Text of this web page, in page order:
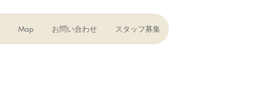
Map お問い合わせ スタッフ募集